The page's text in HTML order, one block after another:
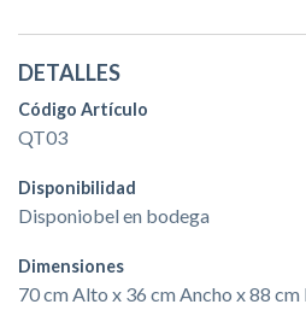
DETALLES
Código Artículo
QT03
Disponibilidad
Disponiobel en bodega
Dimensiones
70 cm Alto x 36 cm Ancho x 88 cm